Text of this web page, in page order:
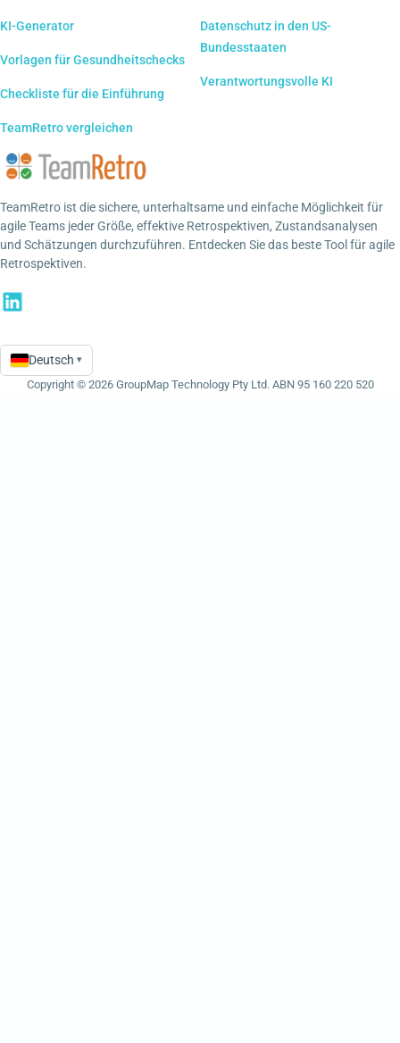
KI-Generator
Vorlagen für Gesundheitschecks
Checkliste für die Einführung
TeamRetro vergleichen
Datenschutz in den US-
Bundesstaaten
Verantwortungsvolle KI
TeamRetro ist die sichere, unterhaltsame und einfache Möglichkeit für
agile Teams jeder Größe, effektive Retrospektiven, Zustandsanalysen
und Schätzungen durchzuführen. Entdecken Sie das beste Tool für agile
Retrospektiven.
Language
Deutsch ▾
Copyright © 2026 GroupMap Technology Pty Ltd. ABN 95 160 220 520